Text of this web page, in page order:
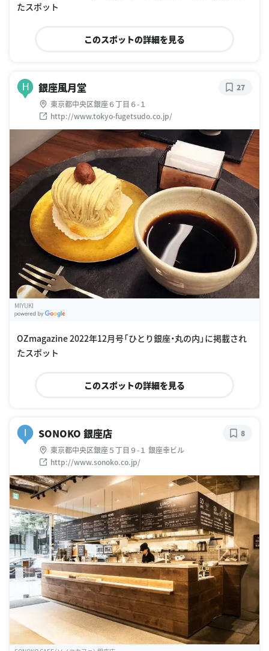
たスポット
このスポットの詳細を見る
H 銀座風月堂
東京都中央区銀座６丁目６-１
http://www.tokyo-fugetsudo.co.jp/
27
MIYUKI
OZmagazine 2022年12月号「ひとり銀座・丸の内」に掲載され
たスポット
このスポットの詳細を見る
I SONOKO 銀座店
東京都中央区銀座５丁目９-１ 銀座幸ビル
http://www.sonoko.co.jp/
8